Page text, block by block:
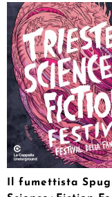
Il fumettista